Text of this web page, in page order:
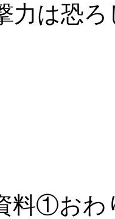
力は恐
料①おわ